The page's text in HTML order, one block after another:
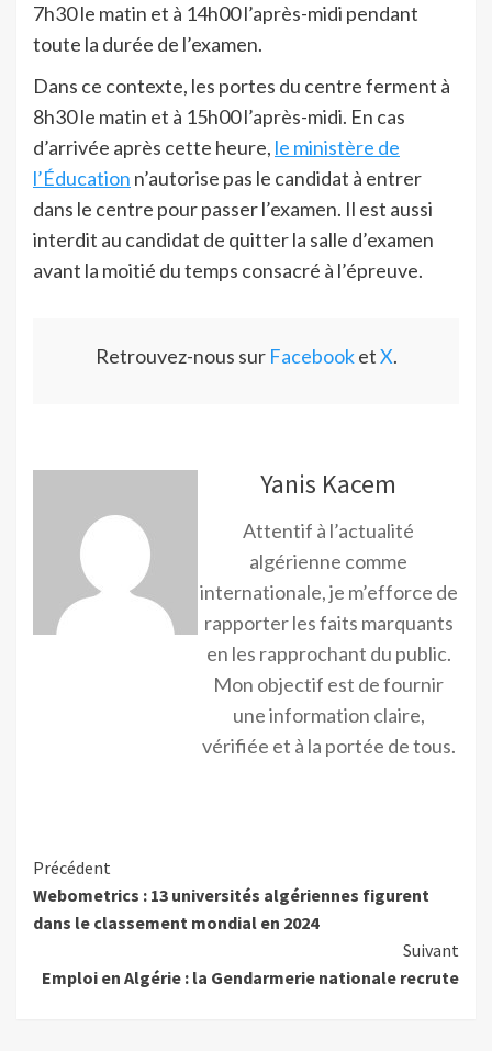
7h30 le matin et à 14h00 l’après-midi pendant
toute la durée de l’examen.
Dans ce contexte, les portes du centre ferment à
8h30 le matin et à 15h00 l’après-midi. En cas
d’arrivée après cette heure, le ministère de
l’Éducation n’autorise pas le candidat à entrer
dans le centre pour passer l’examen. Il est aussi
interdit au candidat de quitter la salle d’examen
avant la moitié du temps consacré à l’épreuve.
Retrouvez-nous sur FacebooketX.
Yanis Kacem
Attentif à l’actualité
algérienne comme
internationale, je m’efforce de
rapporter les faits marquants
en les rapprochant du public.
Mon objectif est de fournir
une information claire,
vérifiée et à la portée de tous.
Précédent
Webometrics : 13 universités algériennes figurent
dans le classement mondial en 2024
Suivant
Emploi en Algérie : la Gendarmerie nationale recrute